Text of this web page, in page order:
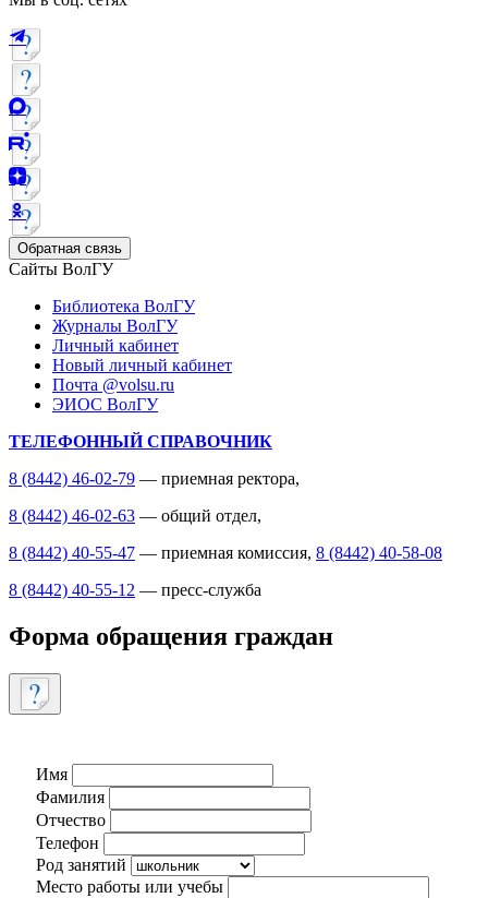
Обратная связь
Сайты ВолГУ
Библиотека ВолГУ
Журналы ВолГУ
Личный кабинет
Новый личный кабинет
Почта @volsu.ru
ЭИОС ВолГУ
ТЕЛЕФОННЫЙ СПРАВОЧНИК
8 (8442) 46-02-79 — приемная ректора,
8 (8442) 46-02-63 — общий отдел,
8 (8442) 40-55-47 — приемная комиссия, 8 (8442) 40-58-08
8 (8442) 40-55-12 — пресс-служба
Форма обращения граждан
Имя
Фамилия
Отчество
Телефон
Род занятий
Место работы или учебы